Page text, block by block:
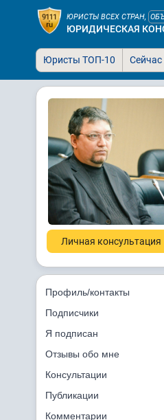
ЮРИСТЫ ВСЕХ СТРАН,
ЮРИДИЧЕСКАЯ
Юристы ТОП-10
Личная консультация
Профиль/контакты
Подписчики
Я подписан
Отзывы обо мне
Консультации
Публикации
Комментарии